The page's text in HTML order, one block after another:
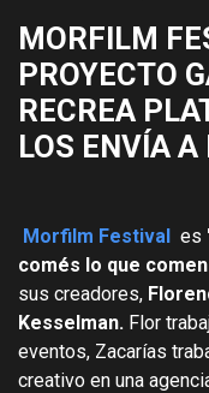
MORFILM
PROYECTO
RECREA
LOS ENVÍA
Morfilm Festival es
comés lo que
sus creadores,
Kesselman. Flor
eventos, Zacarías
creativo en una